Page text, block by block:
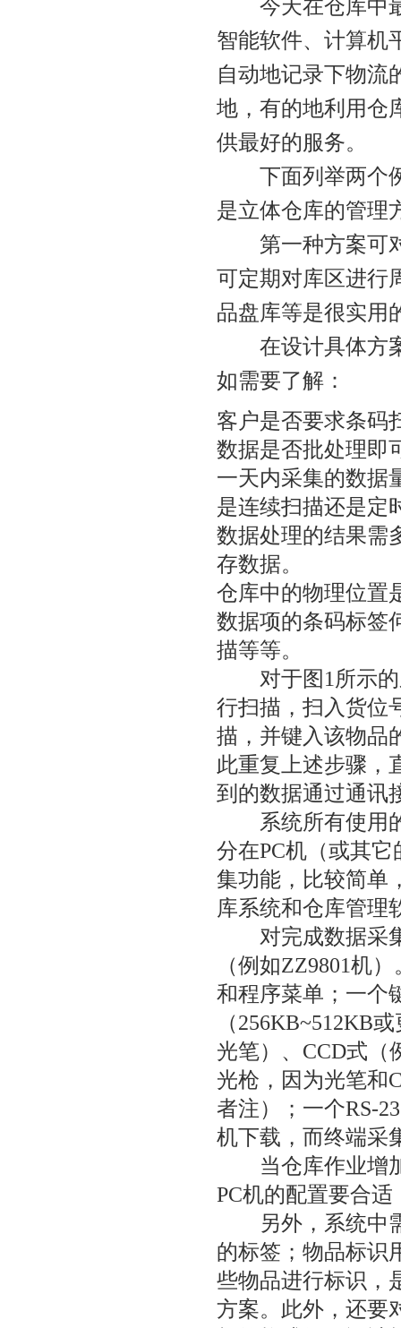
今天在仓库中最
智能软件、计算机
自动地记录下物流
地，有的地利用仓
供最好的服务。
下面列举两个例
是立体仓库的管理
第一种方案可对
可定期对库区进行
品盘库等是很实用
在设计具体方案
如需要了解：
客户是否要求条码
数据是否批处理即
一天内采集的数据
是连续扫描还是定
数据处理的结果需
存数据。
仓库中的物理位置
数据项的条码标签
描等等。
对于图1所示的
行扫描，扫入货位
描，并键入该物品
此重复上述步骤，
到的数据通过通讯
系统所有使用的
分在PC机（或其
集功能，比较简单
库系统和仓库管理
对完成数据采集
（例如ZZ9801机
和程序菜单；一个
（256KB~512KB
光笔）、CCD式（
光枪，因为光笔
者注）；一个RS-
机下载，而终端采
当仓库作业增加
PC机的配置要合适
另外，系统中需
的标签；物品标识
些物品进行标识
方案。此外，还要